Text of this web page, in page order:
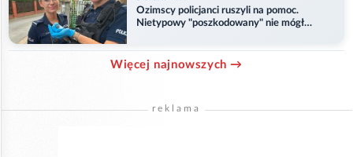
Ozimscy policjanci ruszyli na pomoc.
Nietypowy "poszkodowany" nie mógł
Więcej najnowszych →
reklama